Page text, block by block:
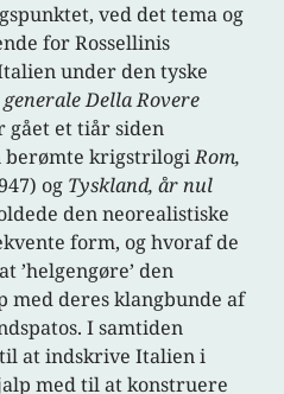
ved det tema og
for Rossellinis
under den tyske
Della Rovere
gået et tiår siden
berømte krigstrilogiRom,
og Tyskland, år nul
den neorealistiske
form, og hvoraf de
’helgengøre’ den
med deres klangbunde af
I samtiden
at indskrive Italien i
med til at konstruere